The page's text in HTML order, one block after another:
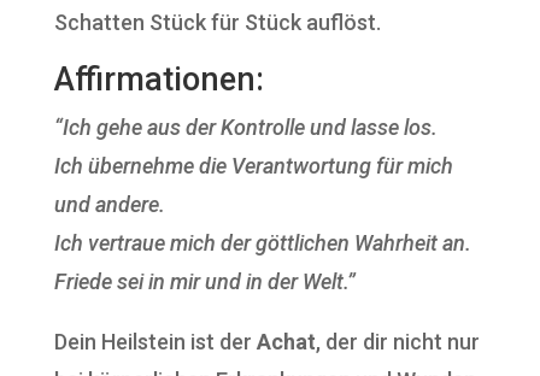
Schatten Stück für Stück auflöst.
Affirmationen:
“Ich gehe aus der Kontrolle und lasse los.
Ich übernehme die Verantwortung für mich
und andere.
Ich vertraue mich der göttlichen Wahrheit an.
Friede sei in mir und in der Welt.”
Dein Heilstein ist der Achat, der dir nicht nur